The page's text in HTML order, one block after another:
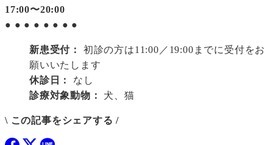
17:00〜20:00
● ● ● ● ● ● ● ●
新患受付：
初診の方は11:00／19:00までに受付をお
願いいたします
休診日：
なし
診療対象動物：
犬、猫
\ この記事をシェアする /